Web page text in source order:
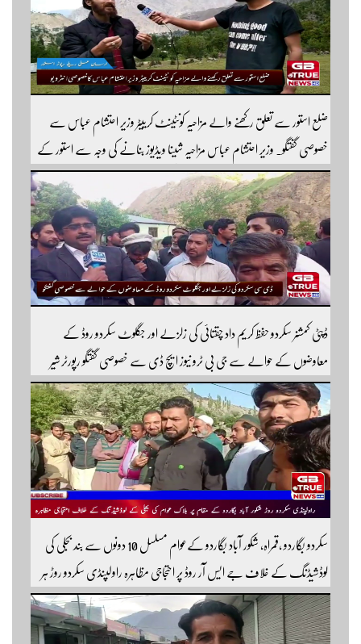
ضلع استور سے تعلق رکھنے والے مزاحیہ کونٹینٹ کرییٹر وزیر احتشام عباس سے
خصوصی گفتگو۔ وزیر احتشام عباس مزاحیہ شینا ویڈیوز بنانے کی وجہ سے استور کے
اندر کافی مشہور ہیں مزید اچھی اچھی ویڈیوز دیکھنے کے لئے ہمارے یوٹیوب چینل کو
سبسکرائب کریں
ڈپٹی کمشنر سکردو حفظ کریم داد چقتائی کی زلزلے اور جگلوٹ سکردو روڈ کے
معاوضوں کے حوالے سے جی بی ٹرو نیوز ایچ ڈی سے خصوصی گفتگو رپورٹر شیر
افضل روندو
سکردو بگاردو ،قمراہ، شکور آباد بگاردو کےعوام مسلسل 10 دونوں سے بند بجلی کی
لوڈشیڈنگ کے خلاف جے ایس آر روڈ پر احتجاجی مظاہرہ راولپنڈی سکردو روڑ ہر
قسم کی ٹریفک کے لئے بند۔۔ مزید اپڈیٹس کے لیے ہمارے یوٹیوب چینل کو
سبسکرائب کریں